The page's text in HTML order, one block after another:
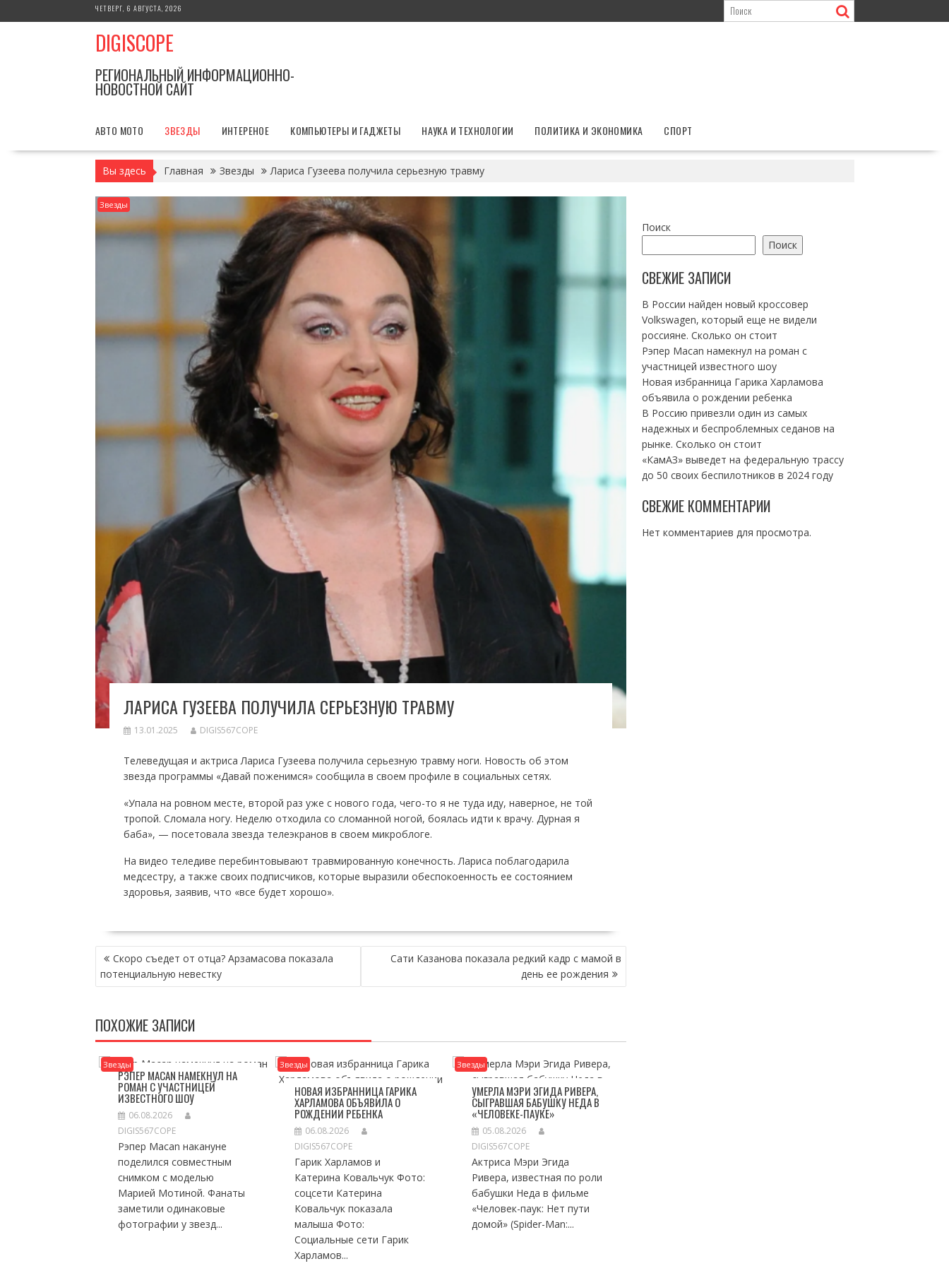
к
ЧЕТВЕРГ, 6 АВГУСТА, 2026
DIGISCOPE
РЕГИОНАЛЬНЫЙ ИНФОРМАЦИОННО-
НОВОСТНОЙ САЙТ
АВТО МОТО ЗВЕЗДЫ ИНТЕРЕНОЕ КОМПЬЮТЕРЫ И ГАДЖЕТЫ НАУКА И ТЕХНОЛОГИИ ПОЛИТИКА И ЭКОНОМИКА СПОРТ
Вы здесь Главная Звезды Лариса Гузеева получила серьезную травму
Звезды
ЛАРИСА ГУЗЕЕВА ПОЛУЧИЛА СЕРЬЕЗНУЮ ТРАВМУ
13.01.2025 DIGIS567COPE
Телеведущая и актриса Лариса Гузеева получила серьезную травму ноги. Новость об этом
звезда программы «Давай поженимся» сообщила в своем профиле в социальных сетях.
«Упала на ровном месте, второй раз уже с нового года, чего-то я не туда иду, наверное, не той
тропой. Сломала ногу. Неделю отходила со сломанной ногой, боялась идти к врачу. Дурная я
баба», — посетовала звезда телеэкранов в своем микроблоге.
На видео теледиве перебинтовывают травмированную конечность. Лариса поблагодарила
медсестру, а также своих подписчиков, которые выразили обеспокоенность ее состоянием
здоровья, заявив, что «все будет хорошо».
НАВИГАЦИЯ
ПО
ЗАПИСЯМ
Скоро съедет от отца? Арзамасова показала
потенциальную невестку
Сати Казанова показала редкий кадр с мамой в
день ее рождения
ПОХОЖИЕ ЗАПИСИ
Звезды
РЭПЕР MACAN НАМЕКНУЛ НА
РОМАН С УЧАСТНИЦЕЙ
ИЗВЕСТНОГО ШОУ
06.08.2026
DIGIS567COPE
Рэпер Macan накануне
поделился совместным
снимком с моделью
Марией Мотиной. Фанаты
заметили одинаковые
фотографии у звезд...
Звезды
НОВАЯ ИЗБРАННИЦА ГАРИКА
ХАРЛАМОВА ОБЪЯВИЛА О
РОЖДЕНИИ РЕБЕНКА
06.08.2026
DIGIS567COPE
Гарик Харламов и
Катерина Ковальчук Фото:
соцсети Катерина
Ковальчук показала
малыша Фото:
Социальные сети Гарик
Харламов...
Звезды
УМЕРЛА МЭРИ ЭГИДА РИВЕРА,
СЫГРАВШАЯ БАБУШКУ НЕДА В
«ЧЕЛОВЕКЕ-ПАУКЕ»
05.08.2026
DIGIS567COPE
Актриса Мэри Эгида
Ривера, известная по роли
бабушки Неда в фильме
«Человек-паук: Нет пути
домой» (Spider-Man:...
Поиск
Поиск
СВЕЖИЕ ЗАПИСИ
В России найден новый кроссовер
Volkswagen, который еще не видели
россияне. Сколько он стоит
Рэпер Macan намекнул на роман с
участницей известного шоу
Новая избранница Гарика Харламова
объявила о рождении ребенка
В Россию привезли один из самых
надежных и беспроблемных седанов на
рынке. Сколько он стоит
«КамАЗ» выведет на федеральную трассу
до 50 своих беспилотников в 2024 году
СВЕЖИЕ КОММЕНТАРИИ
Нет комментариев для просмотра.